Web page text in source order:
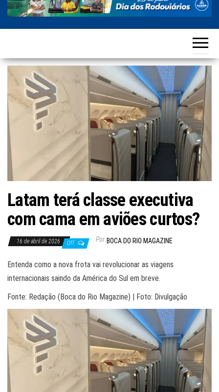
Latam terá classe executiva
com cama em aviões curtos?
16 de abril de 2026 Off Por BOCA DO RIO MAGAZINE
Entenda como a nova frota vai revolucionar as viagens
internacionais saindo da América do Sul em breve.
Fonte: Redação (Boca do Rio Magazine) | Foto: Divulgação